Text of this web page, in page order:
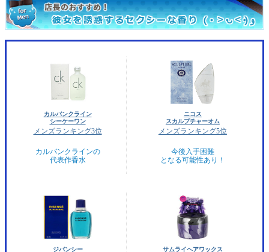
カルバンクライン
シーケーワン
メンズランキング3位
カルバンクラインの
代表作香水
ニコス
スカルプチャーオム
メンズランキング5位
今後入手困難
となる可能性あり！
ジバンシー サムライヘアワックス